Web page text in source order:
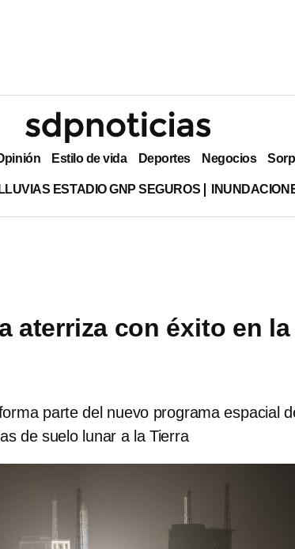
Estilo de vida Deportes Negocios
LLUVIAS ESTADIO GNP SEGUROS
aterriza con éxito en la
parte del nuevo programa espacial
de suelo lunar a la Tierra